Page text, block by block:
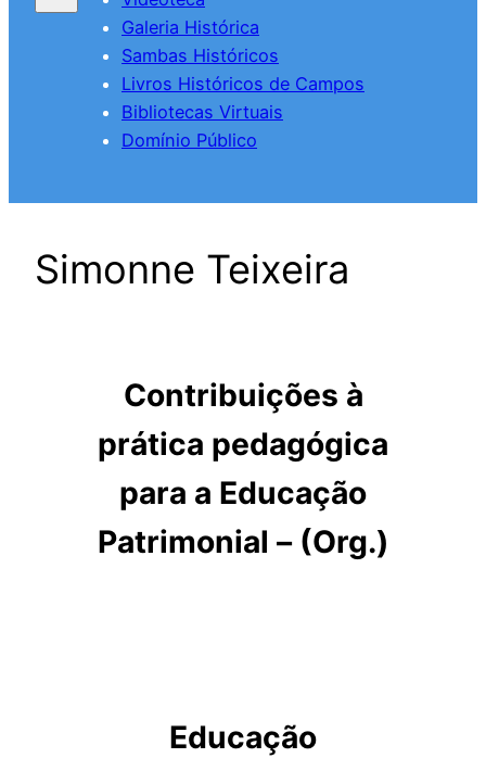
Galeria Histórica
Sambas Históricos
Livros Históricos de Campos
Bibliotecas Virtuais
Domínio Público
Simonne Teixeira
Contribuições à
prática pedagógica
para a Educação
Patrimonial – (Org.)
Educação